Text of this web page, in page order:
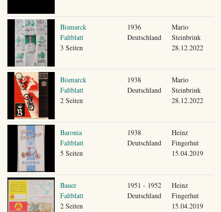
Bismarck
Faltblatt
3 Seiten
1936
Deutschland
Mario
Steinbrink
28.12.2022
Bismarck
Faltblatt
2 Seiten
1938
Deutschland
Mario
Steinbrink
28.12.2022
Baronia
Faltblatt
5 Seiten
1938
Deutschland
Heinz
Fingerhut
15.04.2019
Bauer
Faltblatt
2 Seiten
1951 - 1952
Deutschland
Heinz
Fingerhut
15.04.2019